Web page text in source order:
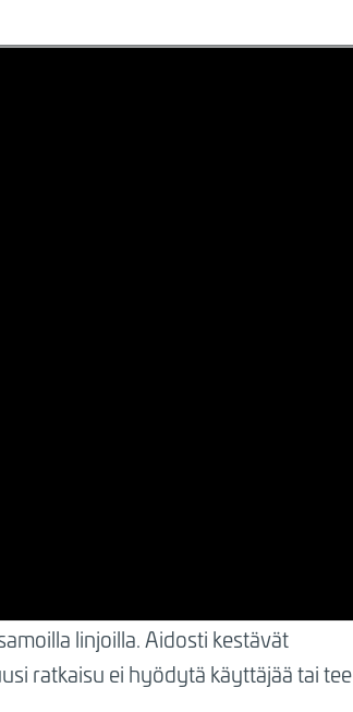
linjoilla. Aidosti kestävät
ratkaisu ei hyödytä käyttäjää tai tee